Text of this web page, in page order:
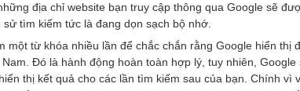
địa chỉ website bạn truy cập thông qua Google sẽ
sử tìm kiếm tức là đang dọn sạch bộ nhớ.
một từ khóa nhiều lần để chắc chắn rằng Google hiển thị
Đó là hành động hoàn toàn hợp lý, tuy nhiên,
thị kết quả cho các lần tìm kiếm sau của bạn. Chính vì